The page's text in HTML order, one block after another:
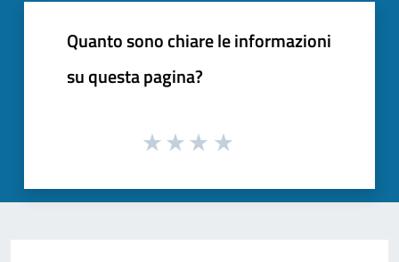
Quanto sono chiare le informazioni
su questa pagina?